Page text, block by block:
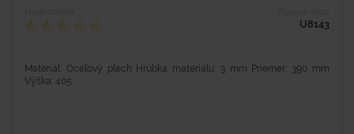
U8143
Materiál: Oceľový plech Hrúbka materiálu: 3 mm Priemer: 390 mm
Výška: 405